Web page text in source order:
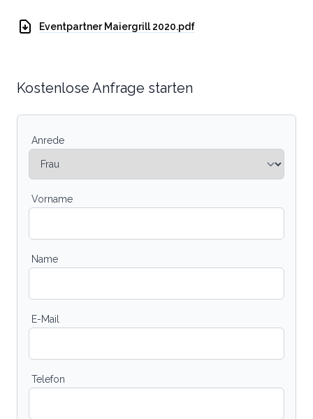
Eventpartner Maiergrill 2020.pdf
Kostenlose Anfrage starten
Anrede
Vorname
Name
E-Mail
Telefon